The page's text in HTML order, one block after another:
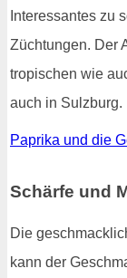
Interessantes zu
Züchtungen. Der
tropischen wie
auch in Sulzburg.
Paprika und die
Schärfe und
Die
kann der